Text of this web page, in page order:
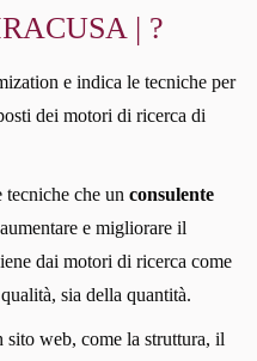
| ?
e indica le tecniche per
dei motori di ricerca di
che un consulente
e migliorare il
dai motori di ricerca come
sia della quantità.
web, come la struttura, il